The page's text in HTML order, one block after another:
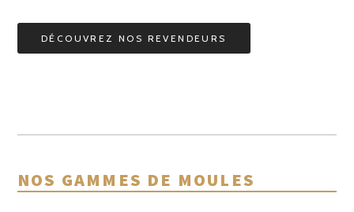
DÉCOUVREZ NOS REVENDEURS
NOS GAMMES DE MOULES